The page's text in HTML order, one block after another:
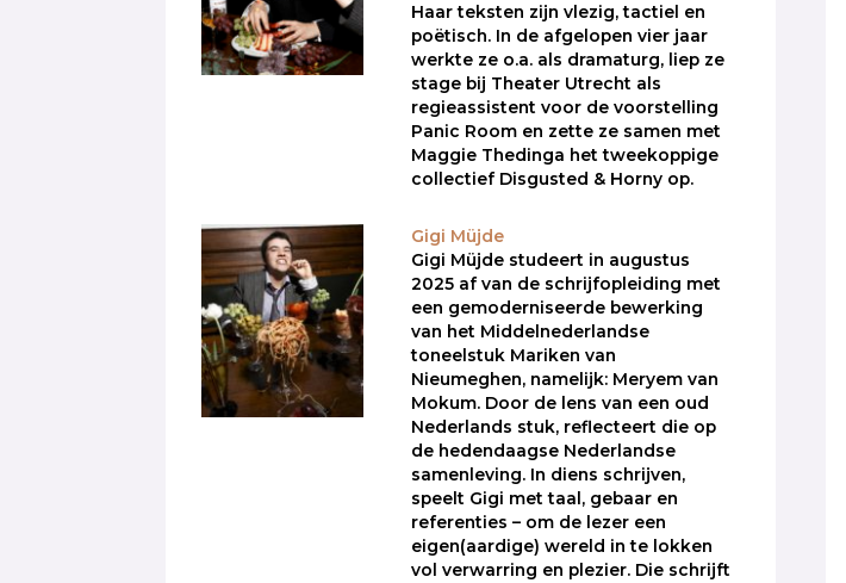
Haar teksten zijn vlezig, tactiel en
poëtisch. In de afgelopen vier jaar
werkte ze o.a. als dramaturg, liep ze
stage bij Theater Utrecht als
regieassistent voor de voorstelling
Panic Room en zette ze samen met
Maggie Thedinga het tweekoppige
collectief Disgusted & Horny op.
Gigi Müjde
Gigi Müjde studeert in augustus
2025 af van de schrijfopleiding met
een gemoderniseerde bewerking
van het Middelnederlandse
toneelstuk Mariken van
Nieumeghen, namelijk: Meryem van
Mokum. Door de lens van een oud
Nederlands stuk, reflecteert die op
de hedendaagse Nederlandse
samenleving. In diens schrijven,
speelt Gigi met taal, gebaar en
referenties – om de lezer een
eigen(aardige) wereld in te lokken
vol verwarring en plezier. Die schrijft